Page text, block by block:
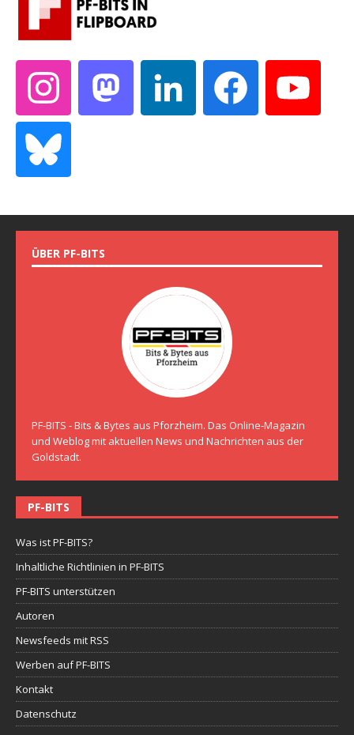
ÜBER PF-BITS
PF-BITS - Bits & Bytes aus Pforzheim. Das Online-Magazin
und Weblog mit aktuellen News und Nachrichten aus der
Goldstadt.
PF-BITS
Was ist PF-BITS?
Inhaltliche Richtlinien in PF-BITS
PF-BITS unterstützen
Autoren
Newsfeeds mit RSS
Werben auf PF-BITS
Kontakt
Datenschutz